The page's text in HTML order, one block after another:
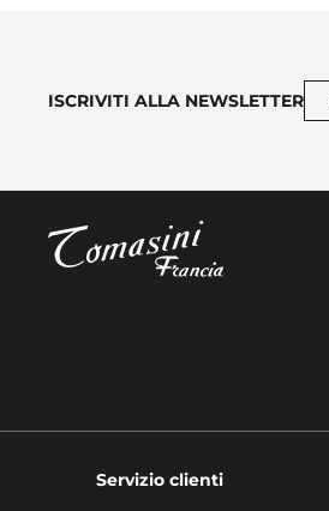
ISCRIVITI ALLA NEWSLETTER
Servizio clienti